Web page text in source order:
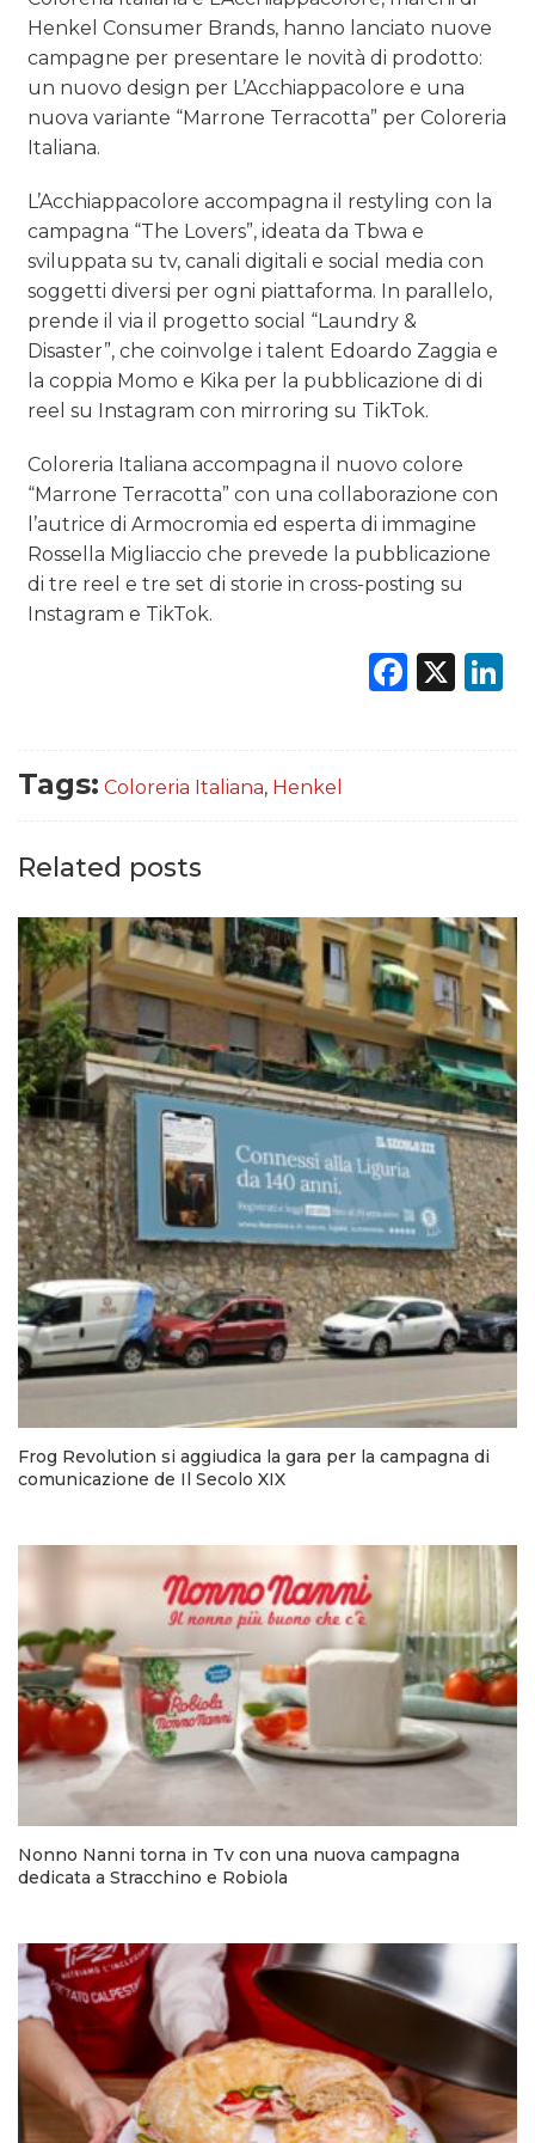
TREND
CASE HISTORY
OPINIONI
Henkel Consumer Brands, hanno lanciato nuove
campagne per presentare le novità di prodotto:
un nuovo design per L’Acchiappacolore e una
nuova variante “Marrone Terracotta” per Coloreria
Italiana.
L’Acchiappacolore accompagna il restyling con la
campagna “The Lovers”, ideata da Tbwa e
sviluppata su tv, canali digitali e social media con
soggetti diversi per ogni piattaforma. In parallelo,
prende il via il progetto social “Laundry &
Disaster”, che coinvolge i talent Edoardo Zaggia e
la coppia Momo e Kika per la pubblicazione di di
reel su Instagram con mirroring su TikTok.
Coloreria Italiana accompagna il nuovo colore
“Marrone Terracotta” con una collaborazione con
l’autrice di Armocromia ed esperta di immagine
Rossella Migliaccio che prevede la pubblicazione
di tre reel e tre set di storie in cross-posting su
Instagram e TikTok.
X
Tags: Coloreria Italiana, Henkel
Related posts
Frog Revolution si aggiudica la gara per la campagna di
comunicazione de Il Secolo XIX
Nonno Nanni torna in Tv con una nuova campagna
dedicata a Stracchino e Robiola